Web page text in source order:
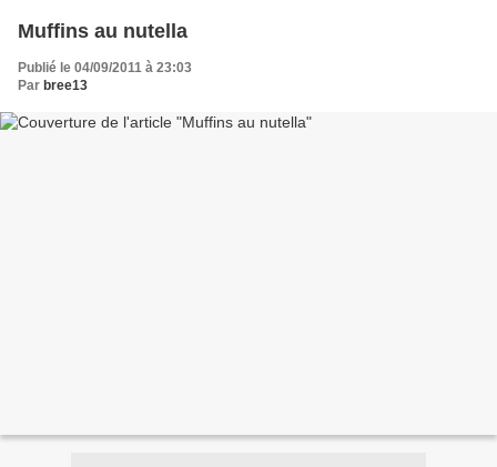
Muffins au nutella
Publié le 04/09/2011 à 23:03
Par bree13